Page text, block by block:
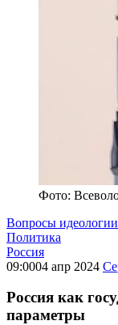
Фото:
Вопросы идеологии
Политика
Россия
09:0004 апр 2024
Россия как
параметры